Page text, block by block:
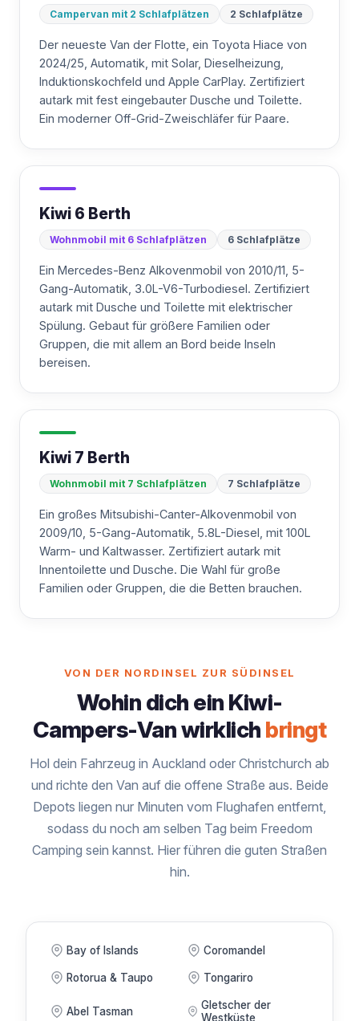
Campervan mit 2 Schlafplätzen 2 Schlafplätze
Der neueste Van der Flotte, ein Toyota Hiace von
2024/25, Automatik, mit Solar, Dieselheizung,
Induktionskochfeld und Apple CarPlay. Zertifiziert
autark mit fest eingebauter Dusche und Toilette.
Ein moderner Off-Grid-Zweischläfer für Paare.
Kiwi 6 Berth
Wohnmobil mit 6 Schlafplätzen 6 Schlafplätze
Ein Mercedes-Benz Alkovenmobil von 2010/11, 5-
Gang-Automatik, 3.0L-V6-Turbodiesel. Zertifiziert
autark mit Dusche und Toilette mit elektrischer
Spülung. Gebaut für größere Familien oder
Gruppen, die mit allem an Bord beide Inseln
bereisen.
Kiwi 7 Berth
Wohnmobil mit 7 Schlafplätzen 7 Schlafplätze
Ein großes Mitsubishi-Canter-Alkovenmobil von
2009/10, 5-Gang-Automatik, 5.8L-Diesel, mit 100L
Warm- und Kaltwasser. Zertifiziert autark mit
Innentoilette und Dusche. Die Wahl für große
Familien oder Gruppen, die die Betten brauchen.
VON DER NORDINSEL ZUR SÜDINSEL
Wohin dich ein Kiwi-
Campers-Van wirklich bringt
Hol dein Fahrzeug in Auckland oder Christchurch ab
und richte den Van auf die offene Straße aus. Beide
Depots liegen nur Minuten vom Flughafen entfernt,
sodass du noch am selben Tag beim Freedom
Camping sein kannst. Hier führen die guten Straßen
hin.
Bay of Islands Coromandel
Rotorua & Taupo Tongariro
Abel Tasman
Gletscher der
Westküste